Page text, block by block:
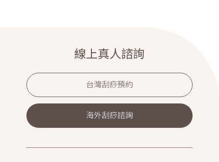
線上真人諮詢
台灣刮痧預約
海外刮痧諮詢